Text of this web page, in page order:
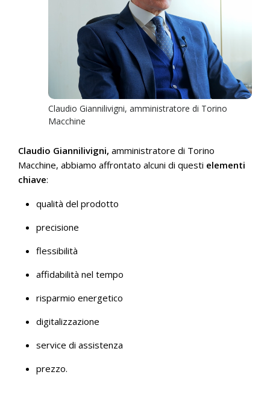
Claudio Giannilivigni, amministratore di Torino
Macchine
Claudio Giannilivigni, amministratore di Torino
Macchine, abbiamo affrontato alcuni di questi elementi
chiave:
qualità del prodotto
precisione
flessibilità
affidabilità nel tempo
risparmio energetico
digitalizzazione
service di assistenza
prezzo.